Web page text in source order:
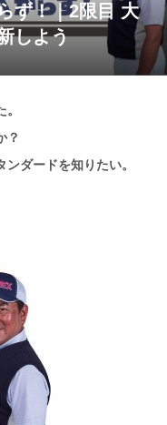
ず！｜2限目 大
しよう
？
ダードを知りたい。